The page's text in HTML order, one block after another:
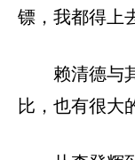
镖，我都得上
赖清德与
比，也有很大